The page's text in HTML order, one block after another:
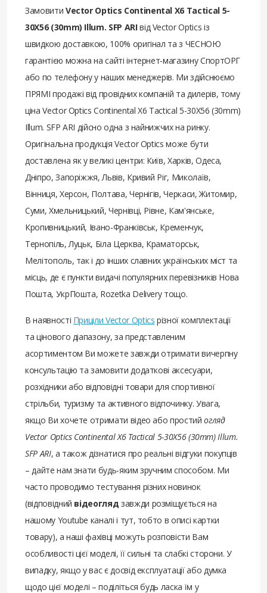
Замовити Vector Optics Continental X6 Tactical 5-
30X56 (30mm) Illum. SFP ARIвід Vector Optics із
швидкою доставкою, 100% оригінал та з ЧЕСНОЮ
гарантією можна на сайті інтернет-магазину СпортОРГ
або по телефону у наших менеджерів. Ми здійснюємо
ПРЯМІ продажі від провідних компаній та дилерів, тому
ціна Vector Optics Continental X6 Tactical 5-30X56 (30mm)
Illum. SFP ARI дійсно одна з найнижчих на ринку.
Оригінальна продукція Vector Optics може бути
доставлена ​​як у великі центри: Київ, Харків, Одеса,
Дніпро, Запоріжжя, Львів, Кривий Ріг, Миколаїв,
Вінниця, Херсон, Полтава, Чернігів, Черкаси, Житомир,
Суми, Хмельницький, Чернівці, Рівне, Кам'янське,
Кропивницький, Івано-Франківськ, Кременчук,
Тернопіль, Луцьк, Біла Церква, Краматорськ,
Мелітополь, так і до інших славних українських міст та
місць, де є пункти видачі популярних перевізників Нова
Пошта, УкрПошта, Rozetka Delivery тощо.
В наявності Приціли Vector Optics різної комплектації
та цінового діапазону, за представленим
асортиментом Ви можете завжди отримати вичерпну
консультацію та замовити додаткові аксесуари,
розхідники або відповідні товари для спортивної
стрільби, туризму та активного відпочинку. Увага,
якщо Ви хочете отримати відео або простийогляд
Vector Optics Continental X6 Tactical 5-30X56 (30mm) Illum.
SFP ARI, а також дізнатися про реальні відгуки покупців
– дайте нам знати будь-яким зручним способом. Ми
часто проводимо тестування різних новинок
(відповідний відеогляд завжди розміщується на
нашому Youtube каналі і тут, тобто в описі картки
товару), а наші фахівці можуть розповісти Вам
особливості цієї моделі, її сильні та слабкі сторони. У
випадку, якщо у вас є досвід експлуатації або думка
щодо цієї моделі – поділіться будь ласка їм у